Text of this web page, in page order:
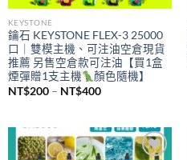
KEYSTONE
鑰石 KEYSTONE FLEX-3 25000
口｜雙模主機、可注油空倉現貨
推薦 另售空倉款可注油【買1盒
煙彈贈1支主機
顏色隨機】
NT$200 – NT$400價
NT$200
到
NT$400